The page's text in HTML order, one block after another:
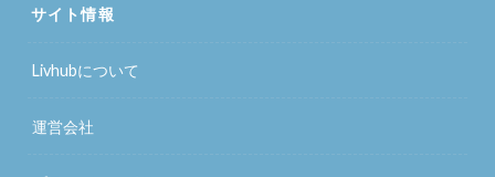
サイト情報
Livhubについて
運営会社